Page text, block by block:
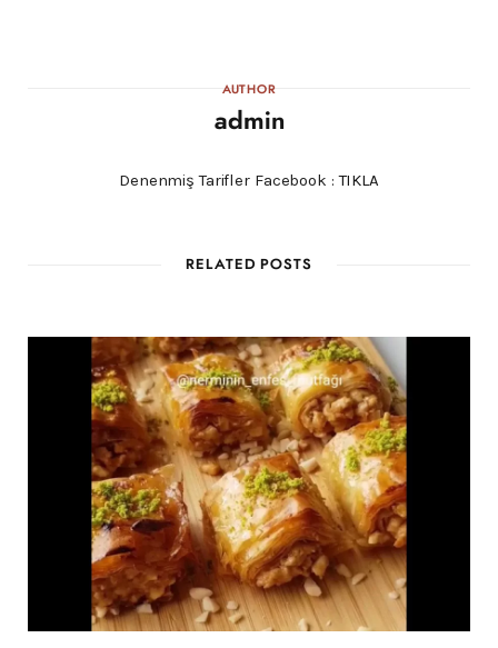
AUTHOR
admin
Denenmiş Tarifler Facebook :TIKLA
RELATED POSTS